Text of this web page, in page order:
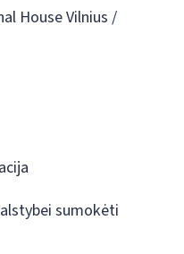
House Vilnius /
sumokėti